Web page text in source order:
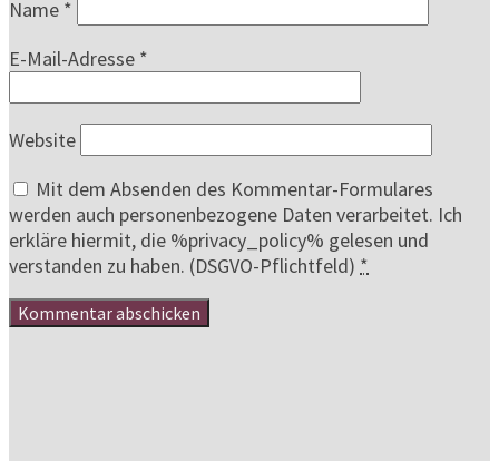
Name *
E-Mail-Adresse *
Website
Mit dem Absenden des Kommentar-Formulares
werden auch personenbezogene Daten verarbeitet. Ich
erkläre hiermit, die %privacy_policy% gelesen und
verstanden zu haben. (DSGVO-Pflichtfeld) *